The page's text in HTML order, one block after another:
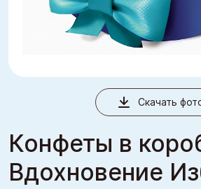
Скачать
Конфеты в
Вдохновение